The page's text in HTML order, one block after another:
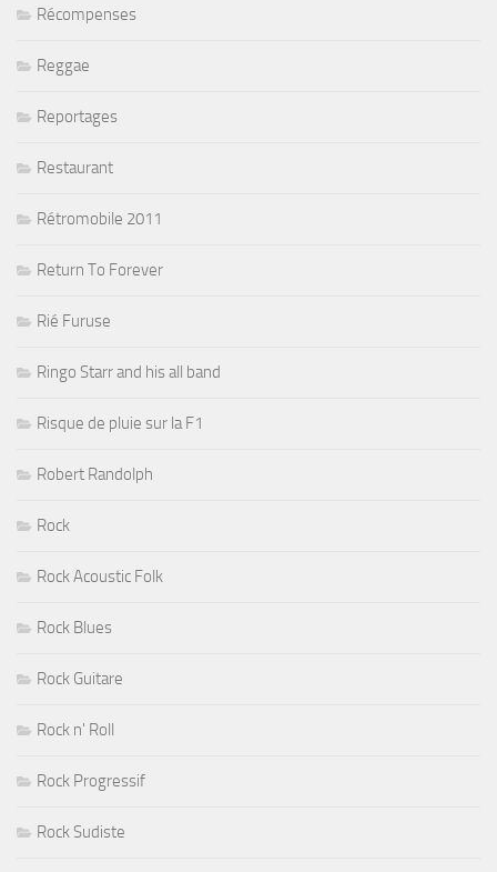
Récompenses
Reggae
Reportages
Restaurant
Rétromobile 2011
Return To Forever
Rié Furuse
Ringo Starr and his all band
Risque de pluie sur la F1
Robert Randolph
Rock
Rock Acoustic Folk
Rock Blues
Rock Guitare
Rock n' Roll
Rock Progressif
Rock Sudiste